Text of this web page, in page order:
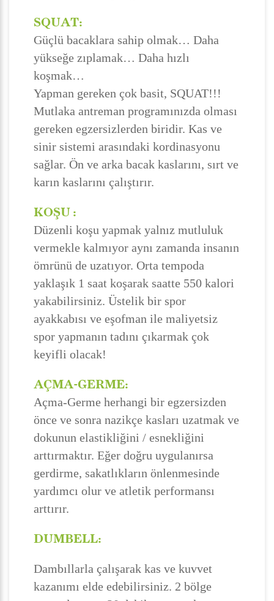
SQUAT:
Güçlü bacaklara sahip olmak… Daha
yükseğe zıplamak… Daha hızlı
koşmak…
Yapman gereken çok basit, SQUAT!!!
Mutlaka antreman programınızda olması
gereken egzersizlerden biridir. Kas ve
sinir sistemi arasındaki kordinasyonu
sağlar. Ön ve arka bacak kaslarını, sırt ve
karın kaslarını çalıştırır.
KOŞU :
Düzenli koşu yapmak yalnız mutluluk
vermekle kalmıyor aynı zamanda insanın
ömrünü de uzatıyor. Orta tempoda
yaklaşık 1 saat koşarak saatte 550 kalori
yakabilirsiniz. Üstelik bir spor
ayakkabısı ve eşofman ile maliyetsiz
spor yapmanın tadını çıkarmak çok
keyifli olacak!
AÇMA-GERME:
Açma-Germe herhangi bir egzersizden
önce ve sonra nazikçe kasları uzatmak ve
dokunun elastikliğini / esnekliğini
arttırmaktır. Eğer doğru uygulanırsa
gerdirme, sakatlıkların önlenmesinde
yardımcı olur ve atletik performansı
arttırır.
DUMBELL:
Dambıllarla çalışarak kas ve kuvvet
kazanımı elde edebilirsiniz. 2 bölge